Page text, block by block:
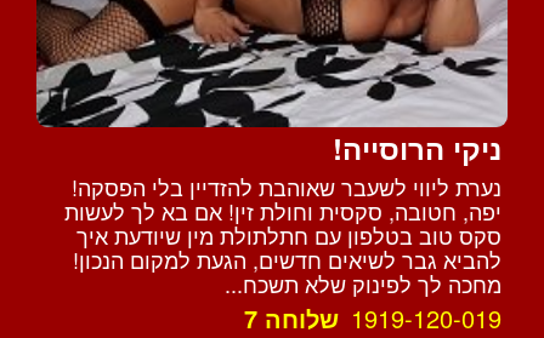
ניקי הרוסייה!
נערת ליווי לשעבר שאוהבת להזדיין בלי הפסקה!
יפה, חטובה, סקסית וחולת זין! אם בא לך לעשות
סקס טוב בטלפון עם חתלתולת מין שיודעת איך
להביא גבר לשיאים חדשים, הגעת למקום הנכון!
מחכה לך לפינוק שלא תשכח...
1919-120-019 שלוחה 7